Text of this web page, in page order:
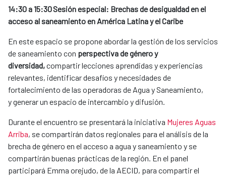
14:30 a 15:30 Sesión especial: Brechas de desigualdad en el
acceso al saneamiento en América Latina y el Caribe
En este espacio se propone abordar la gestión de los servicios
de saneamiento con perspectiva de género y
diversidad,compartir lecciones aprendidas y experiencias
relevantes, identificar desafíos y necesidades de
fortalecimiento de las operadoras de Agua y Saneamiento,
y generar un espacio de intercambio y difusión.
Durante el encuentro se presentará la iniciativa Mujeres Aguas
Arriba, se compartirán datos regionales para el análisis de la
brecha de género en el acceso a agua y saneamiento y se
compartirán buenas prácticas de la región. En el panel
participará Emma orejudo, de la AECID, para compartir el